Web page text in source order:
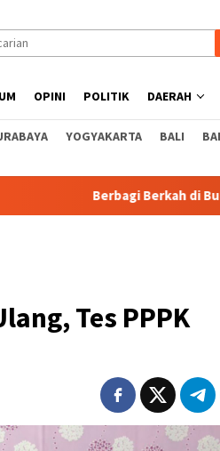
OPINI POLITIK DAERAH
YOGYAKARTA BALI
Berkah di Bulan Ramadhan,
Tes PPPK